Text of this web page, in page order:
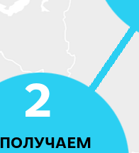
2
ПОЛУЧАЕМ